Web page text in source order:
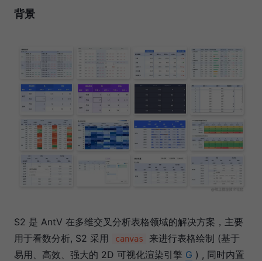
背景
S2 是 AntV 在多维交叉分析表格领域的解决方案，主要
用于看数分析, S2 采用
canvas
来进行表格绘制 (基于
易用、高效、强大的 2D 可视化渲染引擎 G ) , 同时内置